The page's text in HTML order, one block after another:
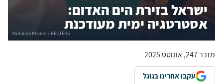
ישראל בזירת הים האדום:
אסטרטגיה ימית מעודכנת
מזכר 247, אוגוסט 2025
עקבו אחרינו בגוגל